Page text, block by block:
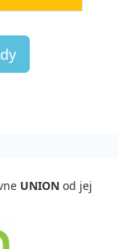
UNION od jej